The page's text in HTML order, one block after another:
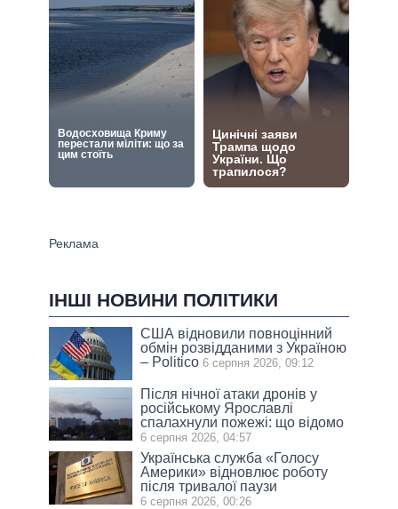
ІНШІ НОВИНИ ПОЛІТИКИ
США відновили повноцінний
обмін розвідданими з Україною
– Politico 6 серпня 2026, 09:12
Після нічної атаки дронів у
російському Ярославлі
спалахнули пожежі: що відомо
6 серпня 2026, 04:57
Українська служба «Голосу
Америки» відновлює роботу
після тривалої паузи
6 серпня 2026, 00:26